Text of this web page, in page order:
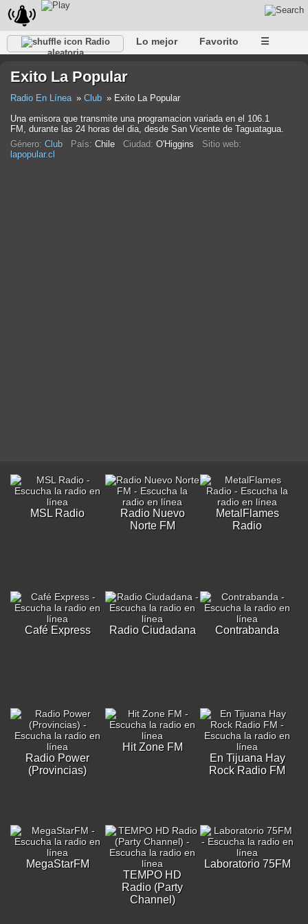
Radio
aleatoria
Lo mejor Favorito ☰
Exito La Popular
Radio En Línea Club
Exito La Popular
Una emisora que transmite una programacion variada en el 106.1
FM, durante las 24 horas del dia, desde San Vicente de Taguatagua.
Género: Club País: Chile Ciudad: O'Higgins Sitio web:
lapopular.cl
MSL Radio
Radio Nuevo
Norte FM
MetalFlames
Radio
Café Express Radio Ciudadana Contrabanda
Radio Power
(Provincias)
Hit Zone FM
En Tijuana Hay
Rock Radio FM
MegaStarFM
TEMPO HD
Radio (Party
Channel)
Laboratorio 75FM